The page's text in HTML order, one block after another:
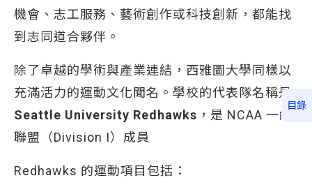
機會、志工服務、藝術創作或科技創新，都能找
到志同道合夥伴。
除了卓越的學術與產業連結，西雅圖大學同樣以
充滿活力的運動文化聞名。學校的代表隊名稱是
Seattle University Redhawks ，是 NCAA 一級
聯盟（Division I）成員
Redhawks 的運動項目包括：
目錄